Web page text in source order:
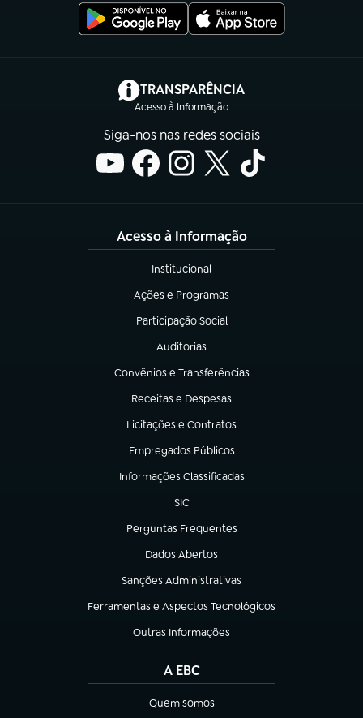
TRANSPARÊNCIA
Acesso à Informação
(abre em nova aba)
Siga-nos nas redes sociais
Acesso à Informação
Institucional
(abre em nova aba)
Ações e Programas
(abre em nova aba)
Participação Social
(abre em nova aba)
Auditorias
(abre em nova aba)
Convênios e Transferências
(abre em nova aba)
Receitas e Despesas
(abre em nova aba)
Licitações e Contratos
(abre em nova aba)
Empregados Públicos
(abre em nova aba)
Informações Classificadas
(abre em nova aba)
SIC
(abre em nova aba)
Perguntas Frequentes
(abre em nova aba)
Dados Abertos
(abre em nova aba)
Sanções Administrativas
(abre em nova aba)
Ferramentas e Aspectos Tecnológicos
(abre em nova aba)
Outras Informações
(abre em nova aba)
A EBC
Quem somos
(abre em nova aba)